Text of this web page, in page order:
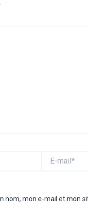
mail*
nom, mon e-mail et mon